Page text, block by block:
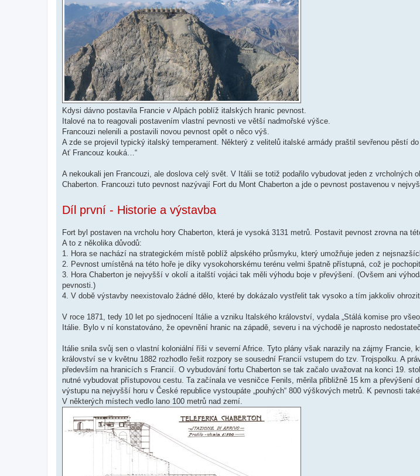
v
Kdysi dávno postavila Francie v Alpách poblíž italských hranic pevnost.
Italové na to reagovali postavením vlastní pevnosti ve větší nadmořské výšce.
Francouzi nelenili a postavili novou pevnost opět o něco výš.
A zde se projevil typický italský temperament. Některý z velitelů italské armády praštil sevřenou pěstí
Ať Francouz kouká…“
A nekoukali jen Francouzi, ale doslova celý svět. V Itálii se totiž podařilo vybudovat jeden z vrcholných
Chaberton. Francouzi tuto pevnost nazývají Fort du Mont Chaberton a jde o pevnost postavenou v
Díl první - Historie a výstavba
Fort byl postaven na vrcholu hory Chaberton, která je vysoká 3131 metrů. Postavit pevnost zrovna na
A to z několika důvodů:
1. Hora se nachází na strategickém místě poblíž alpského průsmyku, který umožňuje jeden z
2. Pevnost umístěná na této hoře je díky vysokohorskému terénu velmi špatně přístupná, což je
3. Hora Chaberton je nejvyšší v okolí a italští vojáci tak měli výhodu boje v převýšení. (Ovšem ani
pevnosti.)
4. V době výstavby neexistovalo žádné dělo, které by dokázalo vystřelit tak vysoko a tím jakkoliv ohrozit
V roce 1871, tedy 10 let po sjednocení Itálie a vzniku Italského království, vydala „Stálá komise pro
Itálie. Bylo v ní konstatováno, že opevnění hranic na západě, severu i na východě je naprosto
Itálie snila svůj sen o vlastní koloniální říši v severní Africe. Tyto plány však narazily na zájmy Francie,
království se v květnu 1882 rozhodlo řešit rozpory se sousední Francií vstupem do tzv. Trojspolku. A
především na hranicích s Francií. O vybudování fortu Chaberton se tak začalo uvažovat na konci 19.
nutné vybudovat přístupovou cestu. Ta začínala ve vesničce Fenils, měrila přibližně 15 km a převýšení
výstupu na nejvyšší horu v České republice vystoupáte „pouhých“ 800 výškových metrů. K pevnosti
V některých místech vedlo lano 100 metrů nad zemí.